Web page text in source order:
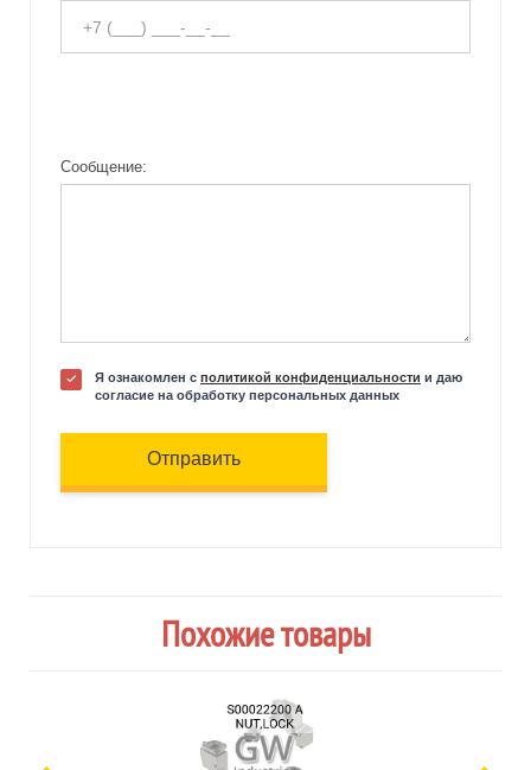
Сообщение:
Я ознакомлен с политикой конфиденциальности и даю
согласие на обработку персональных данных
Отправить
Похожие товары